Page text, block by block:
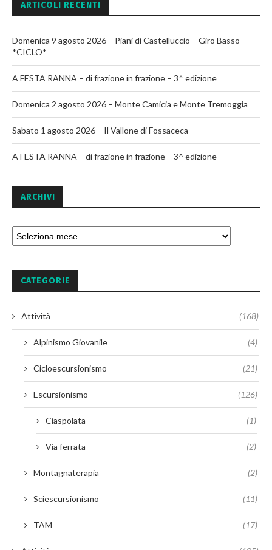
ARTICOLI RECENTI
Domenica 9 agosto 2026 – Piani di Castelluccio – Giro Basso
*CICLO*
A FESTA RANNA – di frazione in frazione – 3^ edizione
Domenica 2 agosto 2026 – Monte Camicia e Monte Tremoggia
Sabato 1 agosto 2026 – Il Vallone di Fossaceca
A FESTA RANNA – di frazione in frazione – 3^ edizione
ARCHIVI
CATEGORIE
Attività (168)
Alpinismo Giovanile (4)
Cicloescursionismo (21)
Escursionismo (126)
Ciaspolata (1)
Via ferrata (2)
Montagnaterapia (2)
Sciescursionismo (11)
TAM (17)